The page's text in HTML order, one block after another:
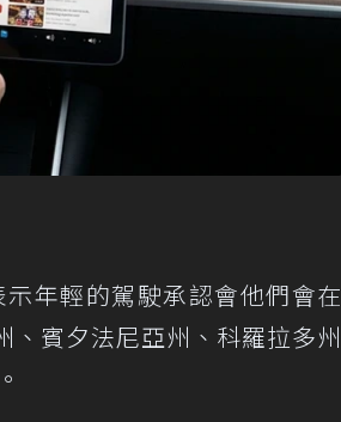
年輕的駕駛承認會他們會在
賓夕法尼亞州、科羅拉多州